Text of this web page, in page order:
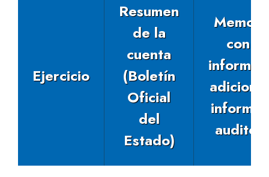
Ejercicio
Resumen
de la
cuenta
(Boletín
Oficial
del
Estado)
con su
informe